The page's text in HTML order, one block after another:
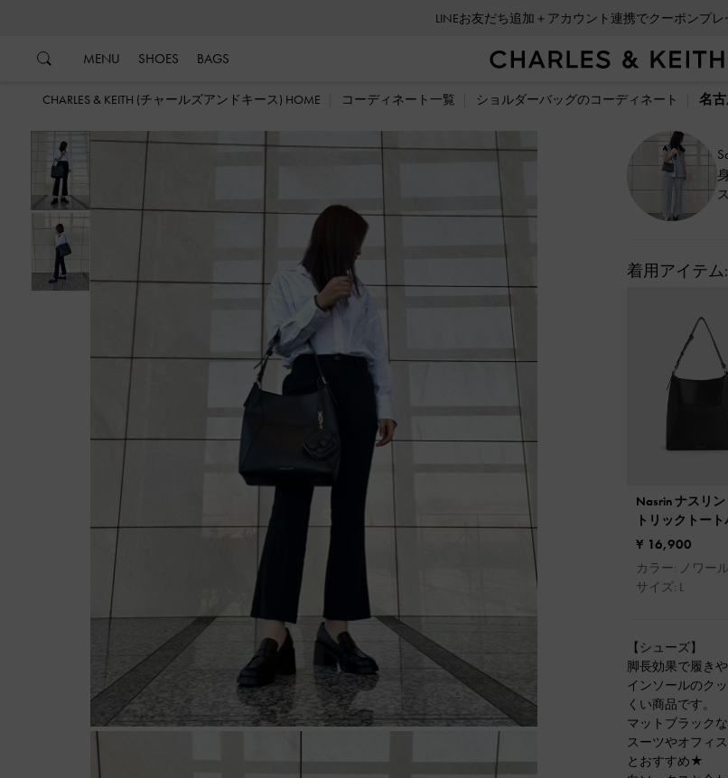
LINEお友だち追加＋アカウント連携でクーポンプレ
MENU SHOES BAGS
CHARLES & KEITH (チャールズアンドキース) HOME コーディネート一覧 ショルダーバッグのコーディネート 名
着用アイテム:
Nasrin ナスリン
トリックトー
¥ 16,900
カラー: ノワー
サイズ: L
【シューズ】
脚長効果で履き
インソールのク
くい商品です。
マットブラック
スーツやオフィ
とおすすめ★